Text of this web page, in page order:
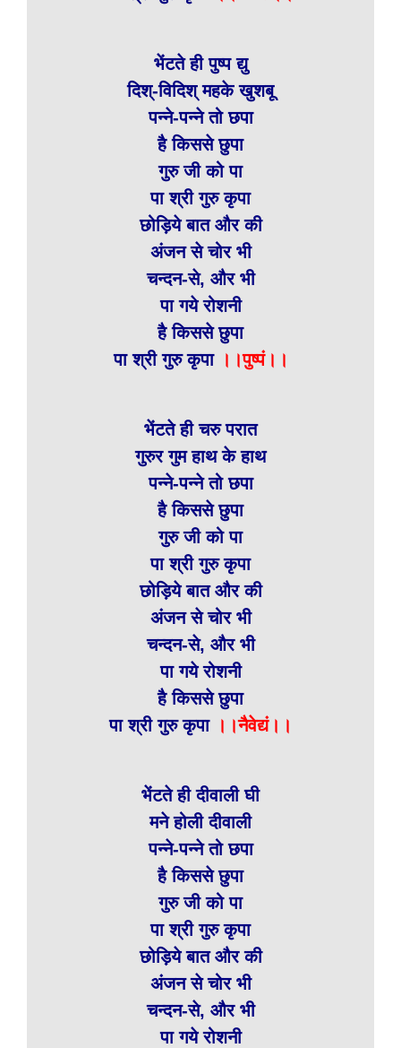
भेंटते ही पुष्प द्यु
दिश्-विदिश् महके खुशबू
पन्ने-पन्ने तो छपा
है किससे छुपा
गुरु जी को पा
पा श्री गुरु कृपा
छोड़िये बात और की
अंजन से चोर भी
चन्दन-से, और भी
पा गये रोशनी
है किससे छुपा
पा श्री गुरु कृपा ।।पुष्पं।।
भेंटते ही चरु परात
गुरुर गुम हाथ के हाथ
पन्ने-पन्ने तो छपा
है किससे छुपा
गुरु जी को पा
पा श्री गुरु कृपा
छोड़िये बात और की
अंजन से चोर भी
चन्दन-से, और भी
पा गये रोशनी
है किससे छुपा
पा श्री गुरु कृपा ।।नैवेद्यं।।
भेंटते ही दीवाली घी
मने होली दीवाली
पन्ने-पन्ने तो छपा
है किससे छुपा
गुरु जी को पा
पा श्री गुरु कृपा
छोड़िये बात और की
अंजन से चोर भी
चन्दन-से, और भी
पा गये रोशनी